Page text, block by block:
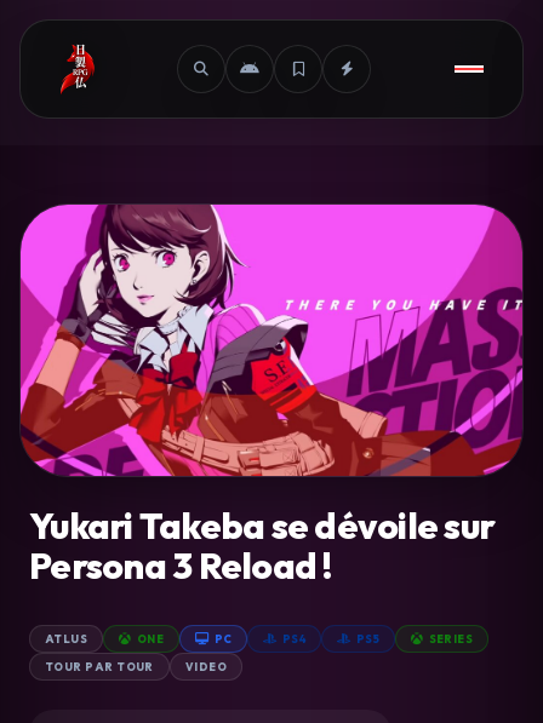
Yukari Takeba se dévoile sur
Persona 3 Reload !
ATLUS ONE PC PS4 PS5 SERIES
TOUR PAR TOUR VIDEO